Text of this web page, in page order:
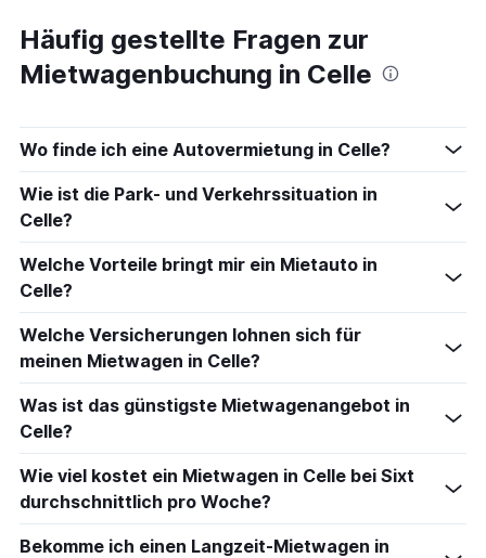
Häufig gestellte Fragen zur
Mietwagenbuchung in Celle
Wo finde ich eine Autovermietung in Celle?
Wie ist die Park- und Verkehrssituation in
Celle?
Welche Vorteile bringt mir ein Mietauto in
Celle?
Welche Versicherungen lohnen sich für
meinen Mietwagen in Celle?
Was ist das günstigste Mietwagenangebot in
Celle?
Wie viel kostet ein Mietwagen in Celle bei Sixt
durchschnittlich pro Woche?
Bekomme ich einen Langzeit-Mietwagen in